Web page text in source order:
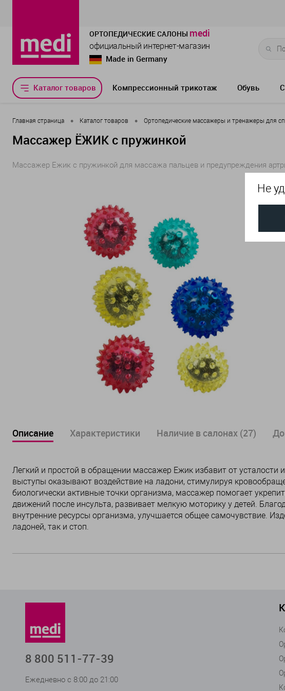
Не
ОРТОПЕДИЧЕСКИЕ САЛОНЫ medi
официальный интернет-магазин
Made in Germany
Каталог товаров Компрессионный трикотаж Обувь
Главная страница • Каталог товаров • Ортопедические массажеры и тренажеры для
Массажер ЁЖИК с пружинкой
Массажер Ежик с пружинкой для массажа пальцев и предупреждения
Описание Характеристики Наличие в салонах (27)
Легкий и простой в обращении массажер Ежик избавит от
выступы оказывают воздействие на ладони, стимулируя
биологически активные точки организма, массажер помогает
движений после инсульта, развивает мелкую моторику у детей.
внутренние ресурсы организма, улучшается общее самочувствие.
ладоней, так и стоп.
8 800 511-77-39
Ежедневно с 8:00 до 21:00